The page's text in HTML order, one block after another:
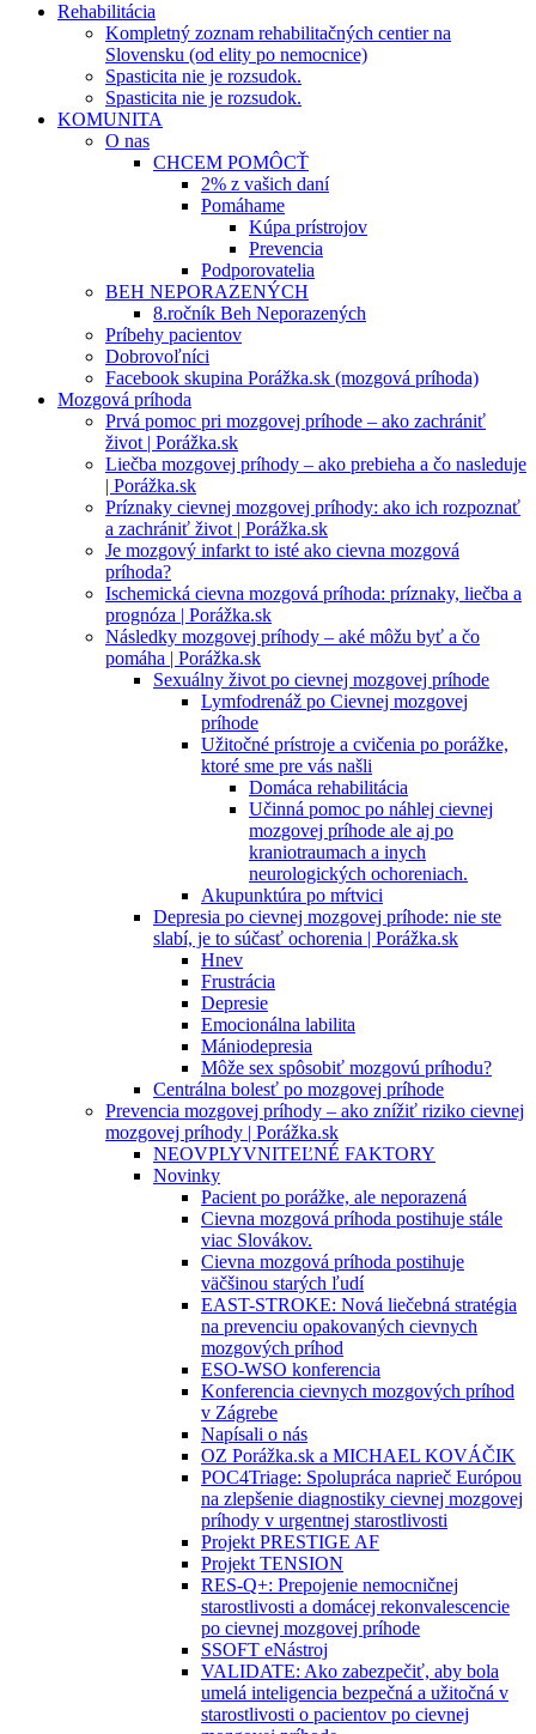
Rehabilitácia
Kompletný zoznam rehabilitačných centier na
Slovensku (od elity po nemocnice)
Spasticita nie je rozsudok.
Spasticita nie je rozsudok.
KOMUNITA
O nas
CHCEM POMÔCŤ
2% z vašich daní
Pomáhame
Kúpa prístrojov
Prevencia
Podporovatelia
BEH NEPORAZENÝCH
8.ročník Beh Neporazených
Príbehy pacientov
Dobrovoľníci
Facebook skupina Porážka.sk (mozgová príhoda)
Mozgová príhoda
Prvá pomoc pri mozgovej príhode – ako zachrániť
život | Porážka.sk
Liečba mozgovej príhody – ako prebieha a čo nasleduje
| Porážka.sk
Príznaky cievnej mozgovej príhody: ako ich rozpoznať
a zachrániť život | Porážka.sk
Je mozgový infarkt to isté ako cievna mozgová
príhoda?
Ischemická cievna mozgová príhoda: príznaky, liečba a
prognóza | Porážka.sk
Následky mozgovej príhody – aké môžu byť a čo
pomáha | Porážka.sk
Sexuálny život po cievnej mozgovej príhode
Lymfodrenáž po Cievnej mozgovej
príhode
Užitočné prístroje a cvičenia po porážke,
ktoré sme pre vás našli
Domáca rehabilitácia
Učinná pomoc po náhlej cievnej
mozgovej príhode ale aj po
kraniotraumach a inych
neurologických ochoreniach.
Akupunktúra po mŕtvici
Depresia po cievnej mozgovej príhode: nie ste
slabí, je to súčasť ochorenia | Porážka.sk
Hnev
Frustrácia
Depresie
Emocionálna labilita
Mániodepresia
Môže sex spôsobiť mozgovú príhodu?
Centrálna bolesť po mozgovej príhode
Prevencia mozgovej príhody – ako znížiť riziko cievnej
mozgovej príhody | Porážka.sk
NEOVPLYVNITEĽNÉ FAKTORY
Novinky
Pacient po porážke, ale neporazená
Cievna mozgová príhoda postihuje stále
viac Slovákov.
Cievna mozgová príhoda postihuje
väčšinou starých ľudí
EAST-STROKE: Nová liečebná stratégia
na prevenciu opakovaných cievnych
mozgových príhod
ESO-WSO konferencia
Konferencia cievnych mozgových príhod
v Zágrebe
Napísali o nás
OZ Porážka.sk a MICHAEL KOVÁČIK
POC4Triage: Spolupráca naprieč Európou
na zlepšenie diagnostiky cievnej mozgovej
príhody v urgentnej starostlivosti
Projekt PRESTIGE AF
Projekt TENSION
RES-Q+: Prepojenie nemocničnej
starostlivosti a domácej rekonvalescencie
po cievnej mozgovej príhode
SSOFT eNástroj
VALIDATE: Ako zabezpečiť, aby bola
umelá inteligencia bezpečná a užitočná v
starostlivosti o pacientov po cievnej